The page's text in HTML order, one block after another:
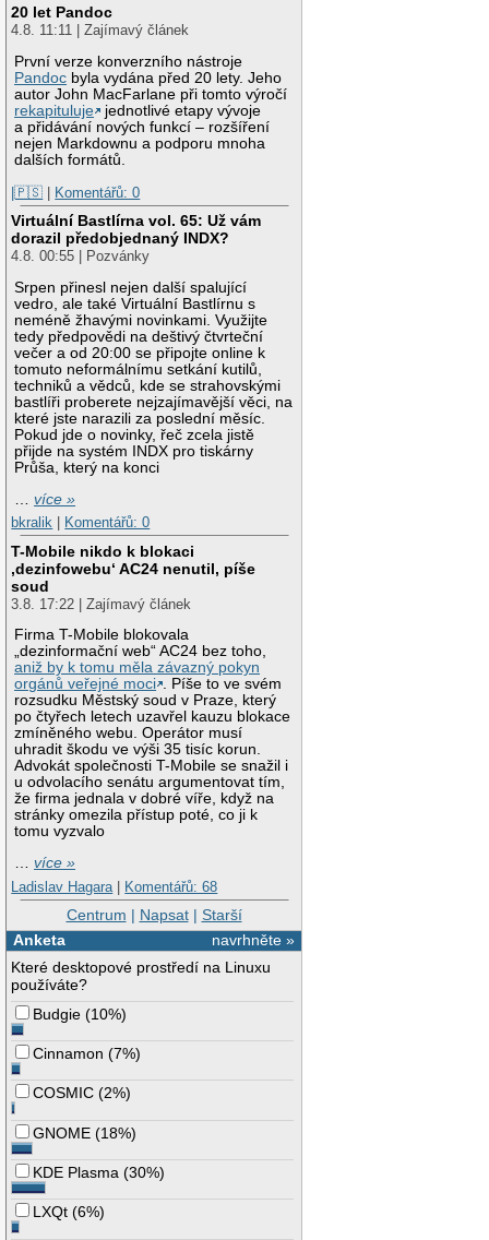
20 let Pandoc
4.8. 11:11 | Zajímavý článek
První verze konverzního nástroje
Pandoc byla vydána před 20 lety. Jeho
autor John MacFarlane při tomto výročí
rekapituluje
jednotlivé etapy vývoje
a přidávání nových funkcí – rozšíření
nejen Markdownu a podporu mnoha
dalších formátů.
|🇵🇸 | Komentářů: 0
Virtuální Bastlírna vol. 65: Už vám
dorazil předobjednaný INDX?
4.8. 00:55 | Pozvánky
Srpen přinesl nejen další spalující
vedro, ale také Virtuální Bastlírnu s
neméně žhavými novinkami. Využijte
tedy předpovědi na deštivý čtvrteční
večer a od 20:00 se připojte online k
tomuto neformálnímu setkání kutilů,
techniků a vědců, kde se strahovskými
bastlíři proberete nejzajímavější věci, na
které jste narazili za poslední měsíc.
Pokud jde o novinky, řeč zcela jistě
přijde na systém INDX pro tiskárny
Průša, který na konci
…více »
bkralik
Komentářů: 0
T-Mobile nikdo k blokaci
‚dezinfowebu‘ AC24 nenutil, píše
soud
3.8. 17:22 | Zajímavý článek
Firma T-Mobile blokovala
„dezinformační web“ AC24 bez toho,
aniž by k tomu měla závazný pokyn
orgánů veřejné moci . Píše to ve svém
rozsudku Městský soud v Praze, který
po čtyřech letech uzavřel kauzu blokace
zmíněného webu. Operátor musí
uhradit škodu ve výši 35 tisíc korun.
Advokát společnosti T-Mobile se snažil i
u odvolacího senátu argumentovat tím,
že firma jednala v dobré víře, když na
stránky omezila přístup poté, co ji k
tomu vyzvalo
…více »
Ladislav Hagara | Komentářů: 68
Centrum | Napsat| Starší
navrhněte »
Anketa
Které desktopové prostředí na Linuxu
používáte?
Budgie (10%)
Cinnamon (7%)
COSMIC (2%)
GNOME (18%)
KDE Plasma (30%)
LXQt (6%)